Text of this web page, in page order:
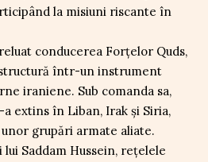
la misiuni riscante în
conducerea Forțelor Quds,
într-un instrument
iraniene. Sub comanda sa,
extins în Liban, Irak și Siria,
grupări armate aliate.
Saddam Hussein, rețelele